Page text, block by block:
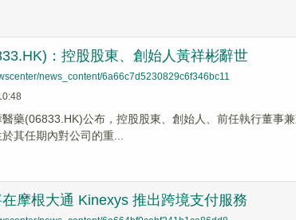
：控股股東、創始人黃祥彬辭世
news_content/6a66c7d5230829c6f346bc11
醫藥(06833.HK)公布，控股股東、創始人、前任執行董
其任期內對公司的重...
摩根大通 Kinexys 推出跨境支付服務